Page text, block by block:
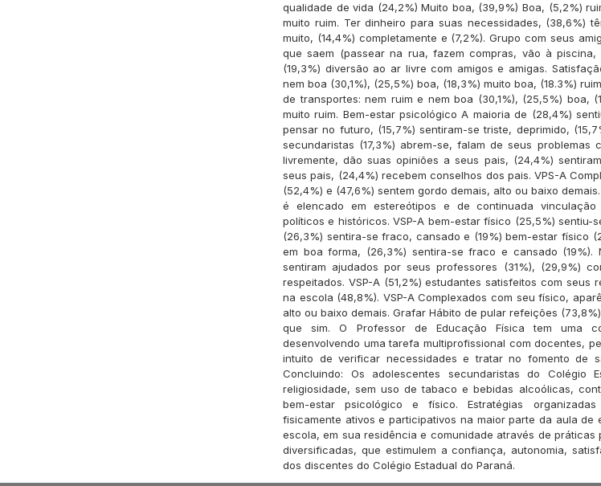
qualidade de vida (24,2%) Muito boa, (39,9%) Boa, (5,2%)
muito ruim. Ter dinheiro para suas necessidades, (38,6%)
muito, (14,4%) completamente e (7,2%). Grupo com seus
que saem (passear na rua, fazem compras, vão à
(19,3%) diversão ao ar livre com amigos e amigas.
nem boa (30,1%), (25,5%) boa, (18,3%) muito boa, (18.3%)
de transportes: nem ruim e nem boa (30,1%), (25,5%) boa,
muito ruim. Bem-estar psicológico A maioria de (28,4%)
pensar no futuro, (15,7%) sentiram-se triste, deprimido,
secundaristas (17,3%) abrem-se, falam de seus problemas
livremente, dão suas opiniões a seus pais, (24,4%)
seus pais, (24,4%) recebem conselhos dos pais. VPS-A
(52,4%) e (47,6%) sentem gordo demais, alto ou baixo
é elencado em estereótipos e de continuada
políticos e históricos. VSP-A bem-estar físico (25,5%) sentiu-
(26,3%) sentira-se fraco, cansado e (19%) bem-estar físico
em boa forma, (26,3%) sentira-se fraco e cansado (19%).
sentiram ajudados por seus professores (31%), (29,9%)
respeitados. VSP-A (51,2%) estudantes satisfeitos com seus
na escola (48,8%). VSP-A Complexados com seu físico,
alto ou baixo demais. Grafar Hábito de pular refeições
que sim. O Professor de Educação Física tem uma
desenvolvendo uma tarefa multiprofissional com docentes,
intuito de verificar necessidades e tratar no fomento de
Concluindo: Os adolescentes secundaristas do Colégio
religiosidade, sem uso de tabaco e bebidas alcoólicas,
bem-estar psicológico e físico. Estratégias
fisicamente ativos e participativos na maior parte da aula
escola, em sua residência e comunidade através de
diversificadas, que estimulem a confiança, autonomia,
dos discentes do Colégio Estadual do Paraná.